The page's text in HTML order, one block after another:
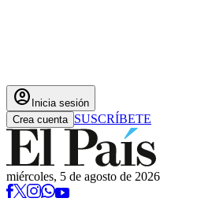
account_circle Inicia sesión
Crea cuenta SUSCRÍBETE
miércoles, 5 de agosto de 2026